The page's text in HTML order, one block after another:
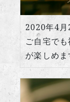
2020年4月
ご自宅で
が楽しめま